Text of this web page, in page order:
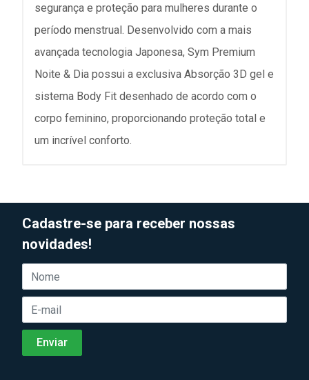
segurança e proteção para mulheres durante o
período menstrual. Desenvolvido com a mais
avançada tecnologia Japonesa, Sym Premium
Noite & Dia possui a exclusiva Absorção 3D gel e
sistema Body Fit desenhado de acordo com o
corpo feminino, proporcionando proteção total e
um incrível conforto.
Cadastre-se para receber nossas
novidades!